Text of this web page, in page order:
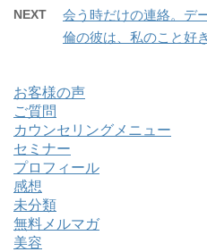
NEXT
会う時だけの連絡。デ
倫の彼は、私のこと好
お客様の声
ご質問
カウンセリングメニュー
セミナー
プロフィール
感想
未分類
無料メルマガ
美容